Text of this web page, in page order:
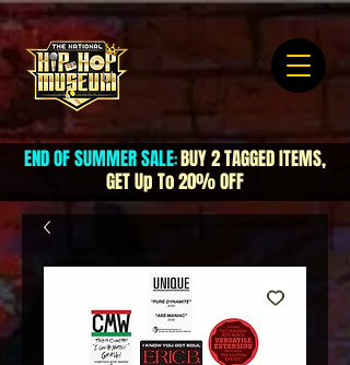
END OF SUMMER SALE:BUY 2 TAGGED ITEMS,
GET Up To 20% OFF